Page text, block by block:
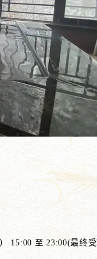
15:00 至 23:00(最终受